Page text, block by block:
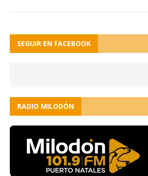
SEGUIR EN FACEBOOK
RADIO MILODÓN